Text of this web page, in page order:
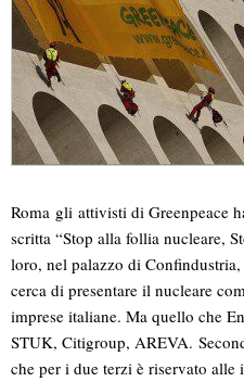
Roma gli attivisti di Greenpeace
scritta “Stop alla follia nucleare,
loro, nel palazzo di
cerca di presentare il nucleare
imprese italiane. Ma quello che
STUK, Citigroup, AREVA.
che per i due terzi è riservato alle